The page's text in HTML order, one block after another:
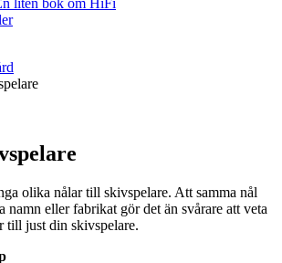
olika nålar till skivspelare. Att samma nål
namn eller fabrikat gör det än svårare att veta
till just din skivspelare.